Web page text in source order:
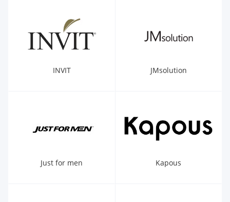
INVIT JMsolution
Just for men Kapous